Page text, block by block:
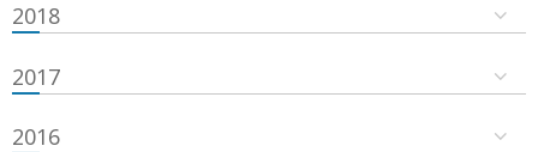
2018
2017
2016